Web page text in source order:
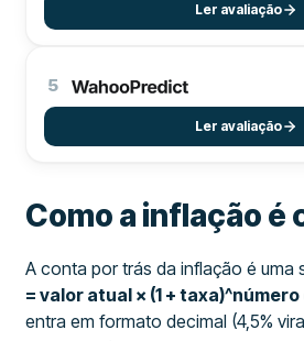
Ler avaliação
5
Ler avaliação
Como a inflação é
A conta por trás da inflação é uma
= valor atual × (1 +
entra em formato decimal (4,5%